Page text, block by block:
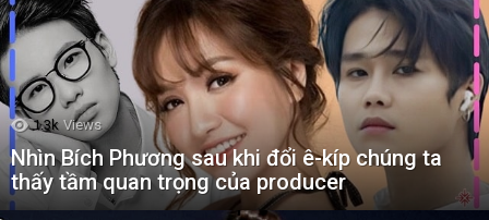
1.3k Views
Nhìn Bích Phương sau khi đổi ê-kíp chúng ta
thấy tầm quan trọng của producer